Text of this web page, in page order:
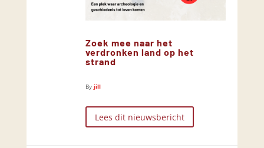
Zoek mee naar het
verdronken land op het
strand
By jill
Lees dit nieuwsbericht